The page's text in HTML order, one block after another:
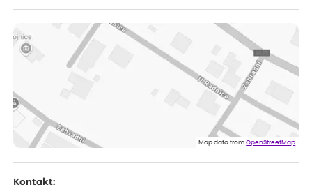
Vše v pořádku, jsem spokojena.
ověřený nákup dnes
Rostlina mi přišla v dobrém stavu, jsem spokojená.
Zuzana
Spokojenost s dodáním kvalitních rostlin
Map data fromOpenStreetMap
Kontakt: